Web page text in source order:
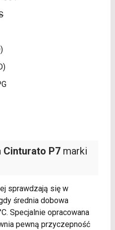
Cinturato P7marki
sprawdzają się w
średnia dobowa
Specjalnie opracowana
pewną przyczepność